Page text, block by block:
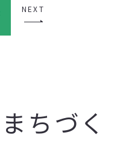
NEXT
ちづく